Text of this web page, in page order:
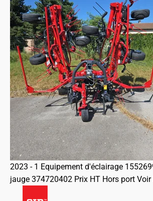
2023 - 1 Equipement d'éclairage
jauge 374720402 Prix HT Hors port Voir